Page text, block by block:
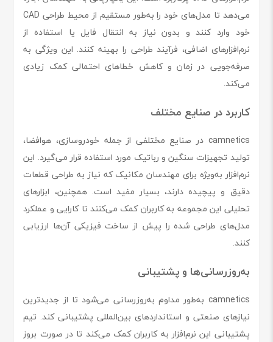
می‌دهد تا مدل‌های خود را به‌طور مستقیم از محیط طراحی CAD
خود وارد کنند و بدون نیاز به انتقال فایل یا استفاده از
نرم‌افزارهای اضافی، فرآیند طراحی را بهینه کنند. این ویژگی به
صرفه‌جویی در زمان و کاهش خطاهای احتمالی کمک زیادی
می‌کند.
کاربرد در صنایع مختلف
camnetics در صنایع مختلفی از جمله خودروسازی، هوافضا،
تولید تجهیزات سنگین و رباتیک مورد استفاده قرار می‌گیرد. این
نرم‌افزار به‌ویژه برای مهندسان مکانیک که نیاز به طراحی قطعات
دقیق و پیچیده دارند، بسیار مفید است. همچنین، ابزارهای
تحلیلی این مجموعه به کاربران کمک می‌کنند تا کارایی و عملکرد
مدل‌های طراحی شده را پیش از ساخت فیزیکی آن‌ها ارزیابی
کنند.
به‌روزرسانی‌ها و پشتیبانی
camnetics به‌طور مداوم به‌روزرسانی می‌شود تا از جدیدترین
نیازهای صنعتی و استانداردهای بین‌المللی پشتیبانی کند. تیم
پشتیبانی این نرم‌افزار به کاربران کمک می‌کند تا در صورت بروز